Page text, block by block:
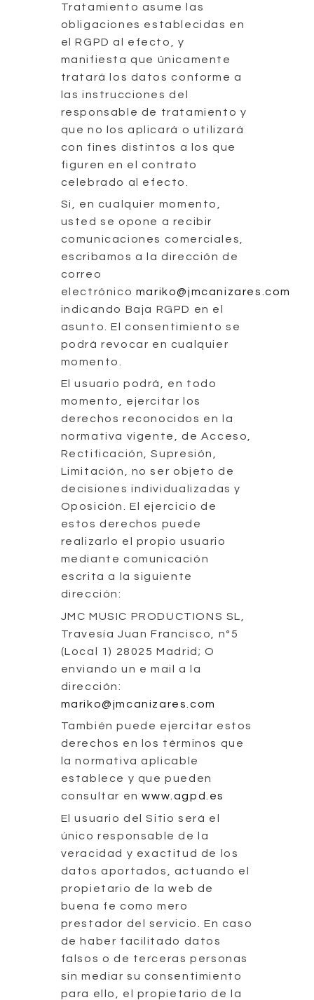
Tratamiento asume las
obligaciones establecidas en
el RGPD al efecto, y
manifiesta que únicamente
tratará los datos conforme a
las instrucciones del
responsable de tratamiento y
que no los aplicará o utilizará
con fines distintos a los que
figuren en el contrato
celebrado al efecto.
Si, en cualquier momento,
usted se opone a recibir
comunicaciones comerciales,
escribamos a la dirección de
correo
electrónico mariko@jmcanizares.com
indicando Baja RGPD en el
asunto. El consentimiento se
podrá revocar en cualquier
momento.
El usuario podrá, en todo
momento, ejercitar los
derechos reconocidos en la
normativa vigente, de Acceso,
Rectificación, Supresión,
Limitación, no ser objeto de
decisiones individualizadas y
Oposición. El ejercicio de
estos derechos puede
realizarlo el propio usuario
mediante comunicación
escrita a la siguiente
dirección:
JMC MUSIC PRODUCTIONS SL,
Travesía Juan Francisco, nº5
(Local 1) 28025 Madrid; O
enviando un e mail a la
dirección:
mariko@jmcanizares.com
También puede ejercitar estos
derechos en los términos que
la normativa aplicable
establece y que pueden
consultar enwww.agpd.es
El usuario del Sitio será el
único responsable de la
veracidad y exactitud de los
datos aportados, actuando el
propietario de la web de
buena fe como mero
prestador del servicio. En caso
de haber facilitado datos
falsos o de terceras personas
sin mediar su consentimiento
para ello, el propietario de la